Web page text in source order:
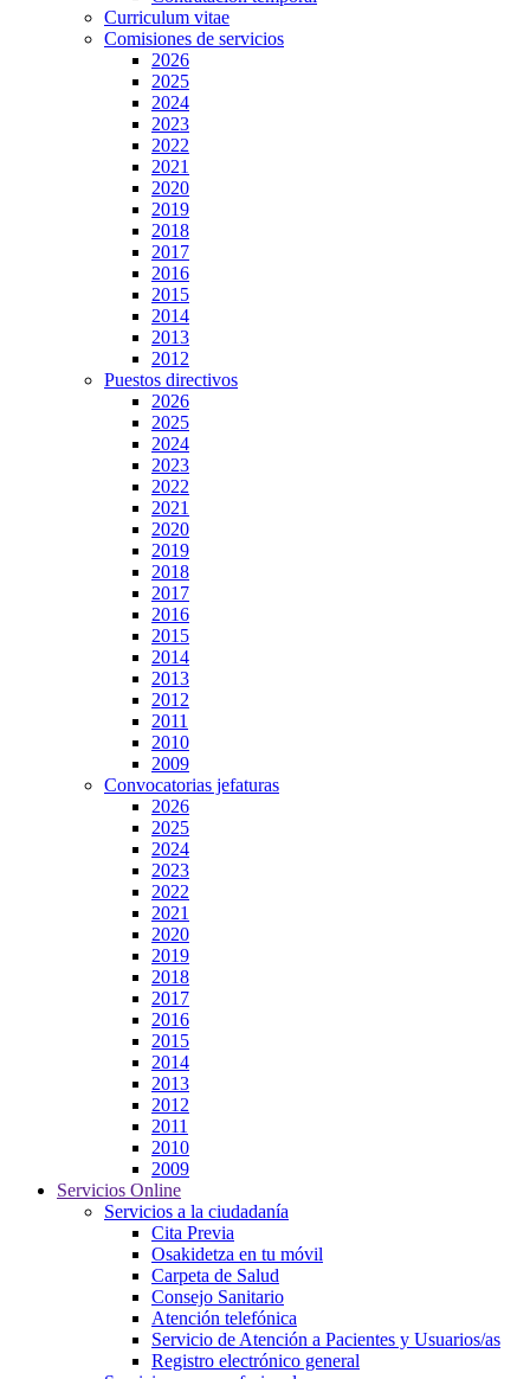
Curriculum vitae
Comisiones de servicios
2026
2025
2024
2023
2022
2021
2020
2019
2018
2017
2016
2015
2014
2013
2012
Puestos directivos
2026
2025
2024
2023
2022
2021
2020
2019
2018
2017
2016
2015
2014
2013
2012
2011
2010
2009
Convocatorias jefaturas
2026
2025
2024
2023
2022
2021
2020
2019
2018
2017
2016
2015
2014
2013
2012
2011
2010
2009
Servicios Online
Servicios a la ciudadanía
Cita Previa
Osakidetza en tu móvil
Carpeta de Salud
Consejo Sanitario
Atención telefónica
Servicio de Atención a Pacientes y Usuarios/as
Registro electrónico general